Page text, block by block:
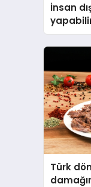
İnsan
“Türler
açılıyor
Türk